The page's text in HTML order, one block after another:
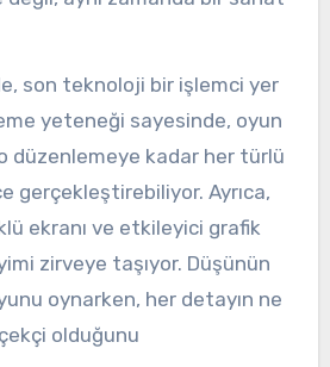
son teknoloji bir işlemci yer
yeteneği sayesinde, oyun
düzenlemeye kadar her türlü
gerçekleştirebiliyor. Ayrıca,
ekranı ve etkileyici grafik
zirveye taşıyor. Düşünün
oynarken, her detayın ne
olduğunu